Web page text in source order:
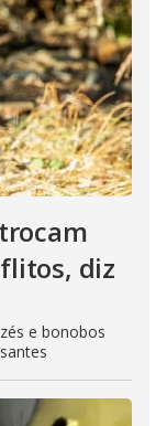
diz
e bonobos